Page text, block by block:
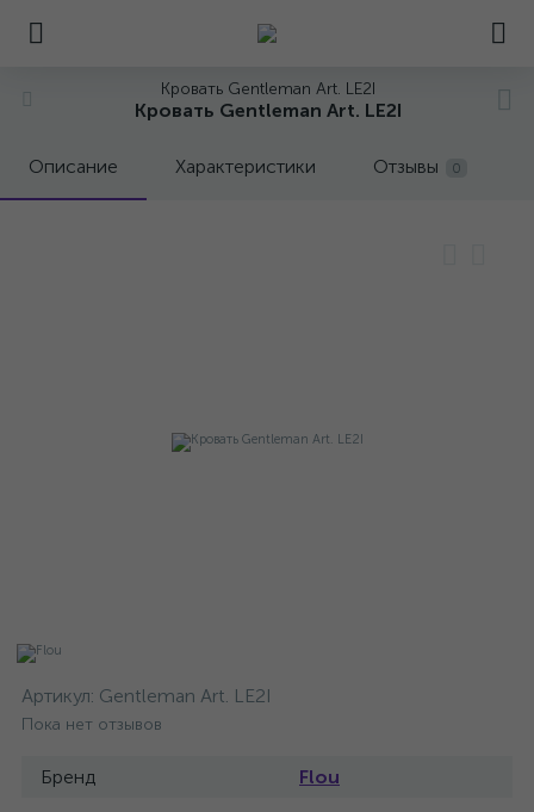
Кровать Gentleman Art. LE2I
Кровать Gentleman Art. LE2I
Описание Характеристики Отзывы 0
Артикул: Gentleman Art. LE2I
Пока нет отзывов
Бренд Flou